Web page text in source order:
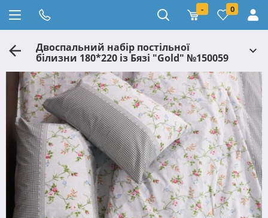
- 0
Двоспальний набір постільної
білизни 180*220 із Бязі "Gold" №150059
Черешенька™